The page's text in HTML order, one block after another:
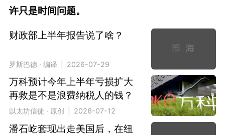
许只是时间问题。
财政部上半年报告说了啥？
罗斯巴德 · 编译 | 2026-07-29
万科预计今年上半年亏损扩大
再救是不是浪费纳税人的钱？
以太坊信徒 · 原创 | 2026-07-12
潘石屹套现出走美国后，在纽